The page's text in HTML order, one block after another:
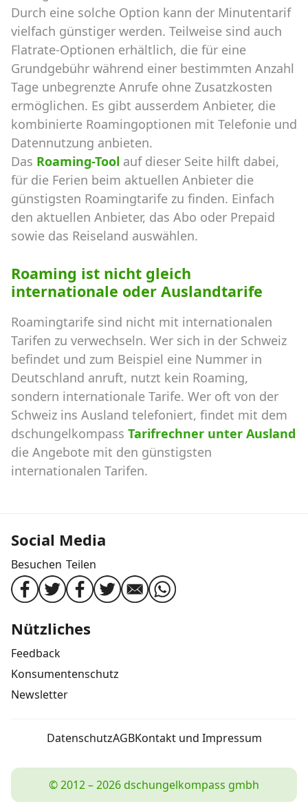
Durch eine solche Option kann der Minutentarif
vielfach günstiger werden. Teilweise sind auch
Flatrate-Optionen erhältlich, die für eine
Grundgebühr während einer bestimmten Anzahl
Tage unbegrenzte Anrufe ohne Zusatzkosten
ermöglichen. Es gibt ausserdem Anbieter, die
kombinierte Roamingoptionen mit Telefonie und
Datennutzung anbieten.
Das Roaming-Tool auf dieser Seite hilft dabei,
für die Ferien beim aktuellen Anbieter die
günstigsten Roamingtarife zu finden. Einfach
den aktuellen Anbieter, das Abo oder Prepaid
sowie das Reiseland auswählen.
Roaming ist nicht gleich
internationale oder Auslandtarife
Roamingtarife sind nicht mit internationalen
Tarifen zu verwechseln. Wer sich in der Schweiz
befindet und zum Beispiel eine Nummer in
Deutschland anruft, nutzt kein Roaming,
sondern internationale Tarife. Wer oft von der
Schweiz ins Ausland telefoniert, findet mit dem
dschungelkompass Tarifrechner unter Ausland
die Angebote mit den günstigsten
internationalen Tarifen.
Social Media
Besuchen Teilen
Nützliches
Feedback
Konsumentenschutz
Newsletter
DatenschutzAGBKontakt und Impressum
© 2012 – 2026 dschungelkompass gmbh